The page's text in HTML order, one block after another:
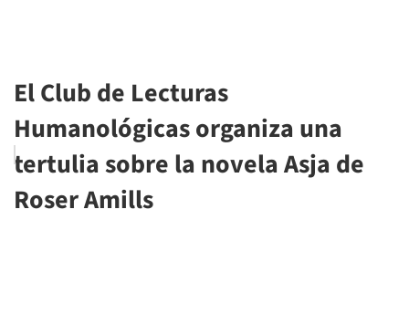
El Club de Lecturas
Humanológicas organiza una
tertulia sobre la novela Asja de
Roser Amills